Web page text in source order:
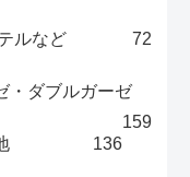
ルなど 72
・ダブルガーゼ
159
136